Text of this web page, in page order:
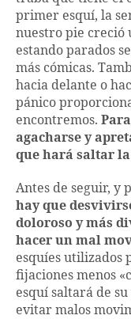
primer esquí, la
nuestro pie creció
estando parados
más cómicas.
hacia delante o
pánico
encontremos.
agacharse y
que hará saltar
Antes de seguir, y
hay que
doloroso y más
hacer un mal
esquíes utilizados
fijaciones menos
esquí saltará de
evitar malos